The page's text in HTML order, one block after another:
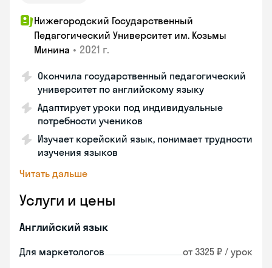
Нижегородский Государственный
Педагогический Университет им. Козьмы
Минина • 2021 г.
Окончила государственный педагогический
университет по английскому языку
Адаптирует уроки под индивидуальные
потребности учеников
Изучает корейский язык, понимает трудности
изучения языков
Читать дальше
Услуги и цены
Английский язык
Для маркетологов от 3325 ₽ / урок